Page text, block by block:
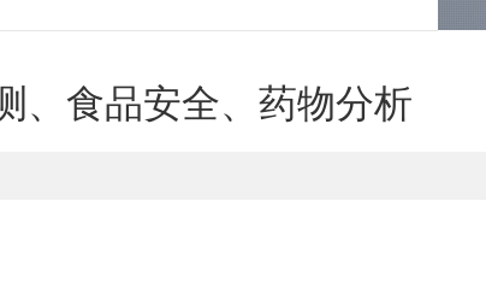
、食品安全、药物分析